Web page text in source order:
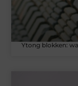
Ytong blokken: